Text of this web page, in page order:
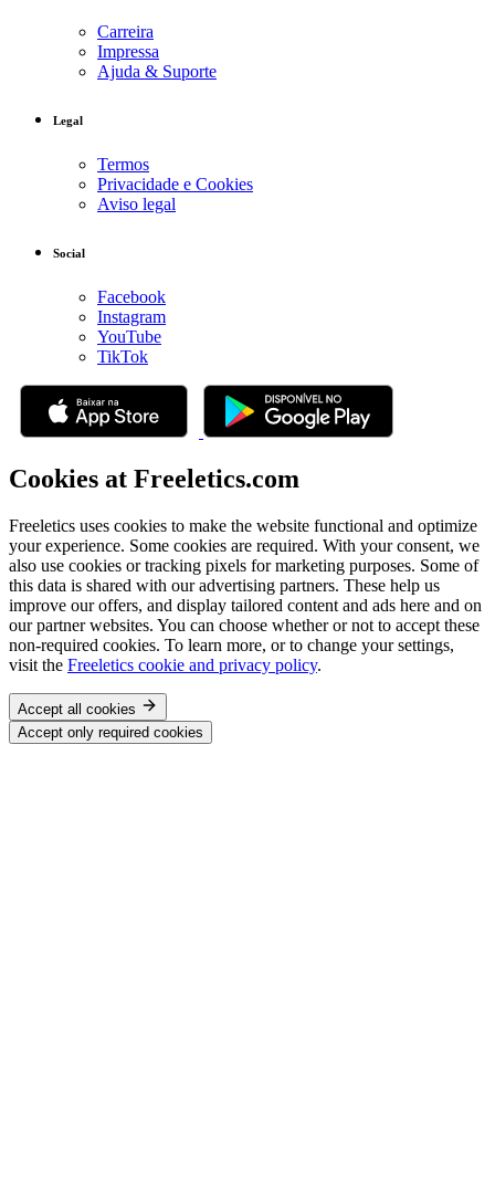
Carreira
Impressa
Ajuda & Suporte
Legal
Termos
Privacidade e Cookies
Aviso legal
Social
Facebook
Instagram
YouTube
TikTok
Cookies at Freeletics.com
Freeletics uses cookies to make the website functional and optimize
your experience. Some cookies are required. With your consent, we
also use cookies or tracking pixels for marketing purposes. Some of
this data is shared with our advertising partners. These help us
improve our offers, and display tailored content and ads here and on
our partner websites. You can choose whether or not to accept these
non-required cookies. To learn more, or to change your settings,
visit the Freeletics cookie and privacy policy.
Accept all cookies
Accept only required cookies